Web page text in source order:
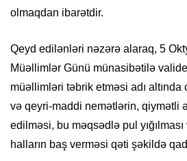
olmaqdan ibarətdir.
Qeyd edilənləri nəzərə alaraq, 5
Müəllimlər Günü münasibətilə
müəllimləri təbrik etməsi adı altında
və qeyri-maddi nemətlərin, qiymətli
edilməsi, bu məqsədlə pul
halların baş verməsi qəti şəkildə